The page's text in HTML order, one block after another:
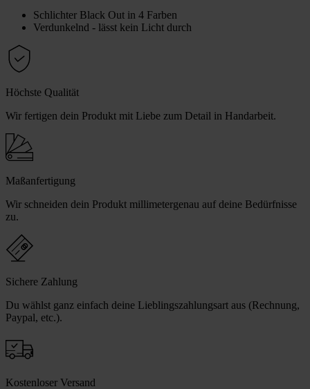
Schlichter Black Out in 4 Farben
Verdunkelnd - lässt kein Licht durch
Höchste Qualität
Wir fertigen dein Produkt mit Liebe zum Detail in Handarbeit.
Maßanfertigung
Wir schneiden dein Produkt millimetergenau auf deine Bedürfnisse
zu.
Sichere Zahlung
Du wählst ganz einfach deine Lieblingszahlungsart aus (Rechnung,
Paypal, etc.).
Kostenloser Versand